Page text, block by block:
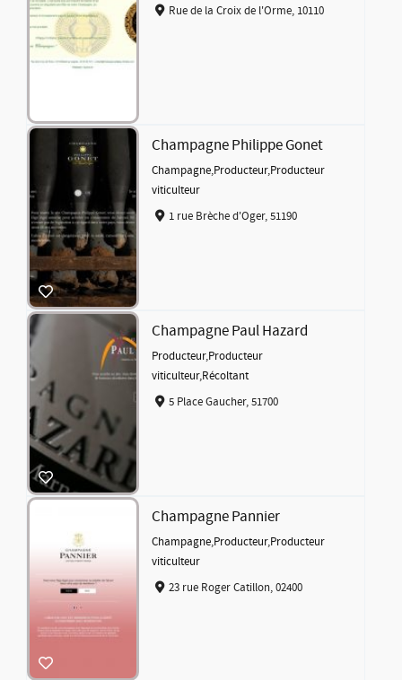
Rue de la Croix de l'Orme, 10110
Champagne Philippe Gonet
Champagne,Producteur,Producteur
viticulteur
1 rue Brèche d'Oger, 51190
Champagne Paul Hazard
Producteur,Producteur
viticulteur,Récoltant
5 Place Gaucher, 51700
Champagne Pannier
Champagne,Producteur,Producteur
viticulteur
23 rue Roger Catillon, 02400